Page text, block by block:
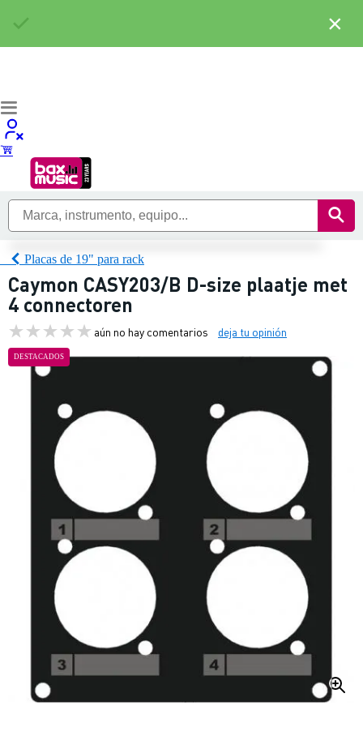
Placas de 19" para rack
Caymon CASY203/B D-size plaatje met
4 connectoren
aún no hay comentarios deja tu opinión
DESTACADOS
×